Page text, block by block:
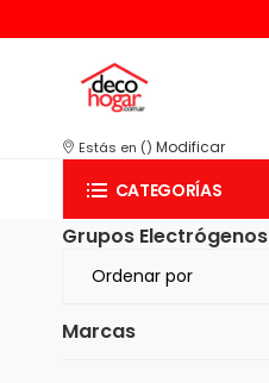
Estás en () Modificar
CATEGORÍAS
Grupos Electrógenos
Marcas